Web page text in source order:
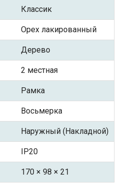
Классик
Орех лакированный
Дерево
2 местная
Рамка
Восьмерка
Наружный (Накладной)
IP20
170 × 98 × 21